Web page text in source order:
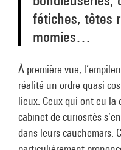
fétiches, têtes
momies…
À première vue,
réalité un ordre quasi
lieux. Ceux qui ont eu la
cabinet de curiosités
dans leurs cauchemars.